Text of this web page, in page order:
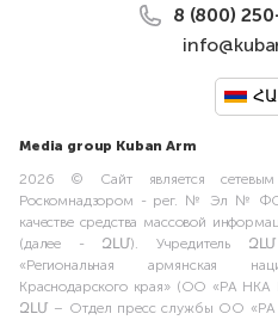
8 (800)
Media group Kuban Arm
2026 © Сайт является сетевым
Роскомнадзором - рег. № Эл №
качестве средства массовой
(далее - ԶԼՄ). Учредитель ԶԼՄ
«Региональная армянская
Краснодарского края» (ОО «РА
ԶԼՄ – Отдел пресс службы ОО «РА